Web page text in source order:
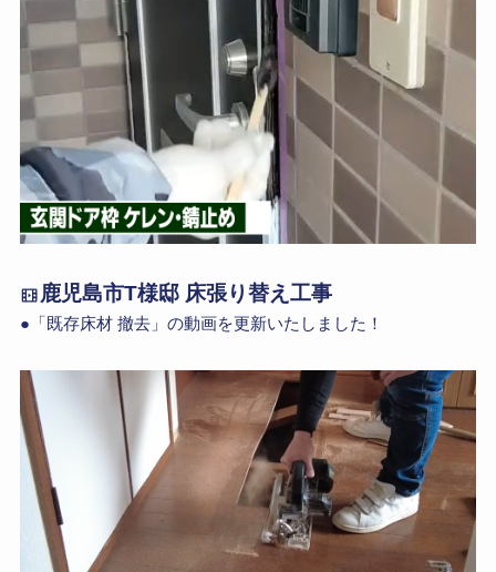
鹿児島市T様邸 床張り替え工事
●「既存床材 撤去」の動画を更新いたしました！